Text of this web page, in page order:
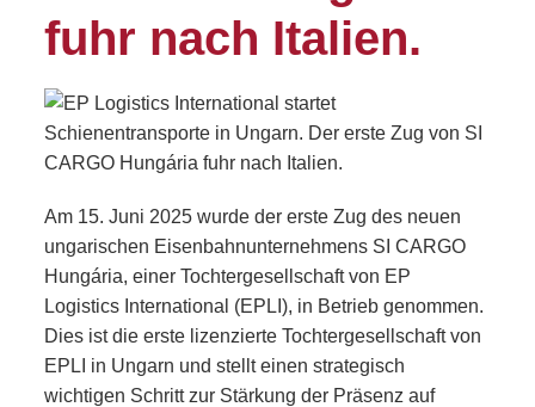
fuhr nach Italien.
Am 15. Juni 2025 wurde der erste Zug des neuen
ungarischen Eisenbahnunternehmens SI CARGO
Hungária, einer Tochtergesellschaft von EP
Logistics International (EPLI), in Betrieb genommen.
Dies ist die erste lizenzierte Tochtergesellschaft von
EPLI in Ungarn und stellt einen strategisch
wichtigen Schritt zur Stärkung der Präsenz auf